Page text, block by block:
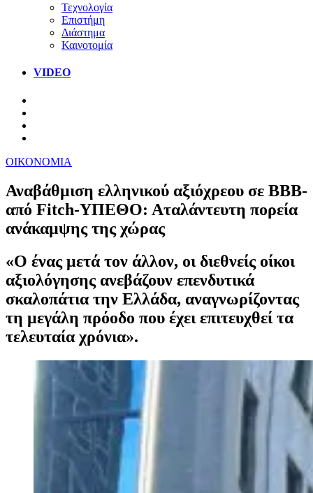
Τεχνολογία
Επιστήμη
Διάστημα
Καινοτομία
VIDEO
ΟΙΚΟΝΟΜΙΑ
Αναβάθμιση ελληνικού αξιόχρεου σε ΒΒΒ-
από Fitch-ΥΠΕΘΟ: Αταλάντευτη πορεία
ανάκαμψης της χώρας
«Ο ένας μετά τον άλλον, οι διεθνείς οίκοι
αξιολόγησης ανεβάζουν επενδυτικά
σκαλοπάτια την Ελλάδα, αναγνωρίζοντας
τη μεγάλη πρόοδο που έχει επιτευχθεί τα
τελευταία χρόνια».